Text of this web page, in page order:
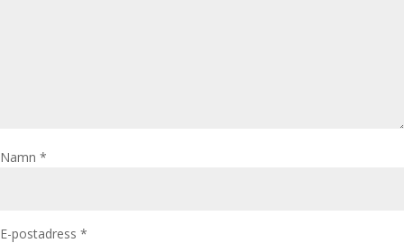
Namn *
E-postadress *